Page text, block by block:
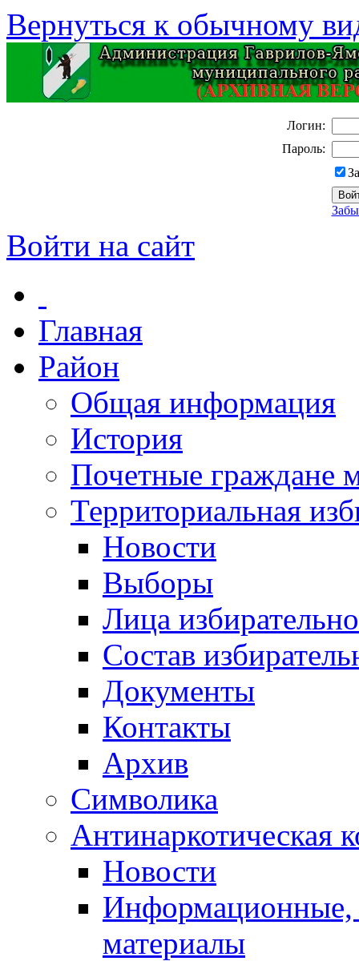
Вернуться к обычному
Логин:
Пароль:
Войти на сайт
Главная
Район
Общая информация
История
Почетные граждане
Территориальная
Новости
Выборы
Лица
Состав
Документы
Контакты
Архив
Символика
Антинаркотическая
Новости
Информационные,
материалы